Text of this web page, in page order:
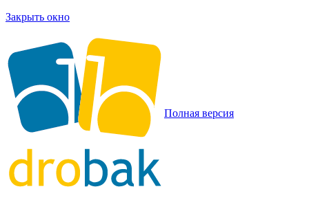
Закрыть окно
Полная версия